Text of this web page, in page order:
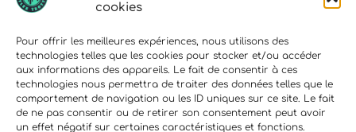
cookies
Pour offrir les meilleures expériences, nous utilisons des
technologies telles que les cookies pour stocker et/ou accéder
aux informations des appareils. Le fait de consentir à ces
technologies nous permettra de traiter des données telles que le
comportement de navigation ou les ID uniques sur ce site. Le fait
de ne pas consentir ou de retirer son consentement peut avoir
un effet négatif sur certaines caractéristiques et fonctions.
30 rue Edouard Richard
68000 Colmar